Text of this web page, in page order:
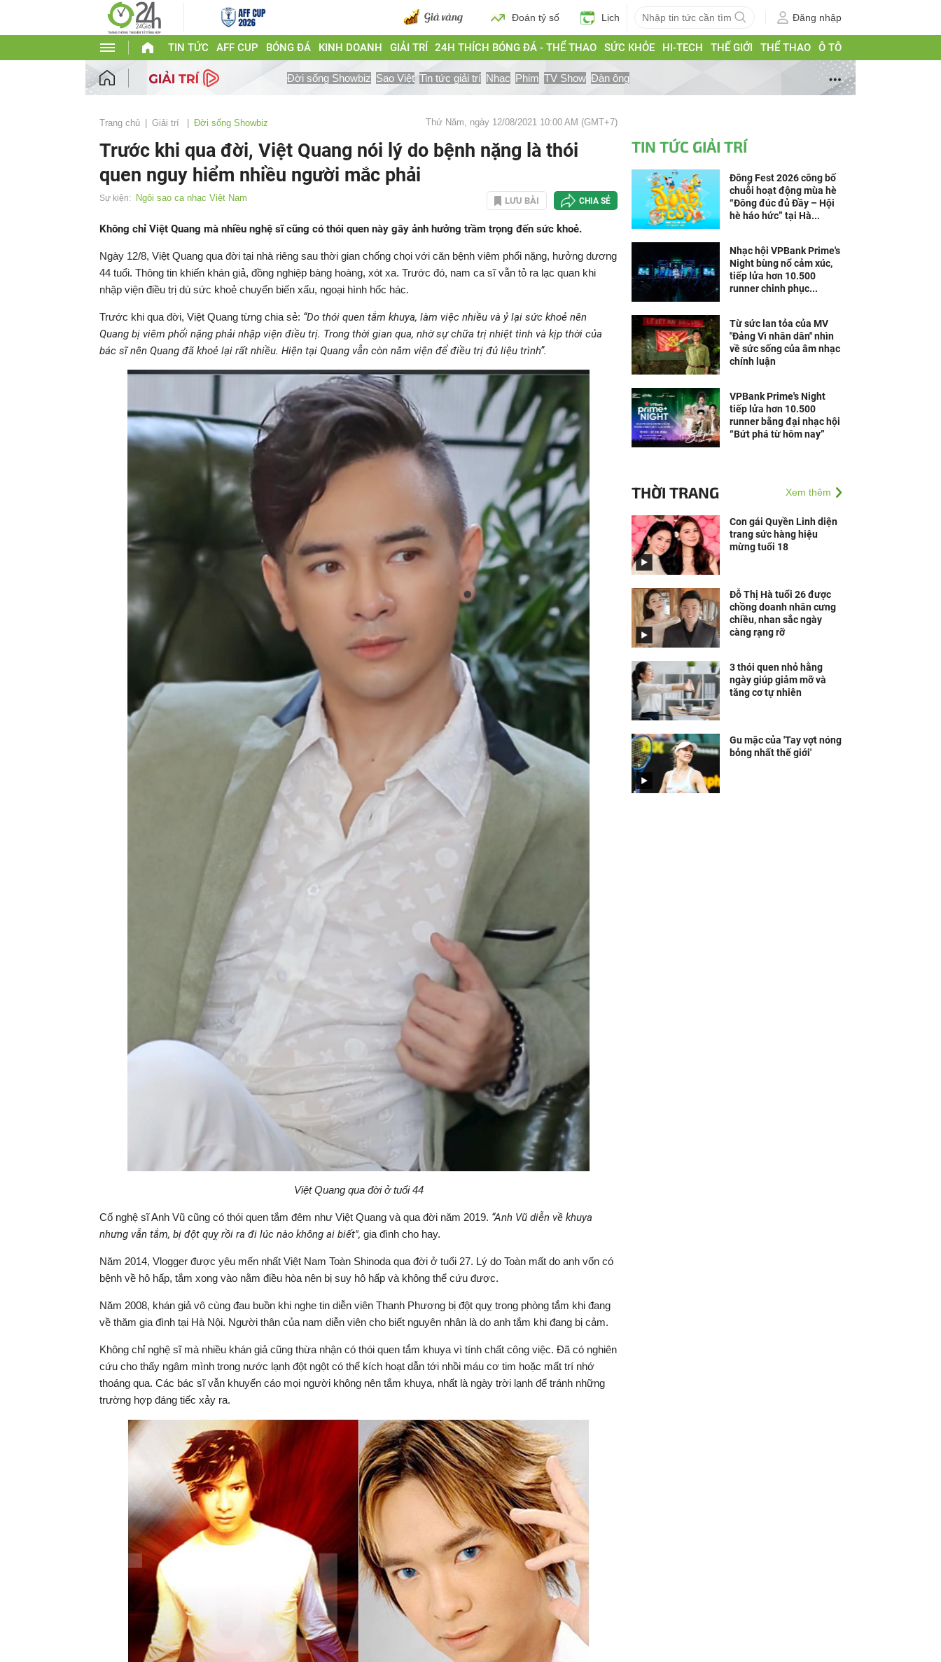
Đoán tỷ số Lịch Đăng nhập
TIN TỨC AFF CUP BÓNG ĐÁ KINH DOANH GIẢI TRÍ 24H THÍCH BÓNG ĐÁ - THỂ THAO SỨC KHỎE HI-TECH THẾ GIỚI THỂ THAO Ô TÔ
Đời sống Showbiz Sao Việt Tin tức giải trí Nhạc Phim TV Show Đàn ông
Trang chủ Giải trí Đời sống Showbiz Thứ Năm, ngày 12/08/2021 10:00 AM (GMT+7)
Trước khi qua đời, Việt Quang nói lý do bệnh nặng là thói
quen nguy hiểm nhiều người mắc phải
Sự kiện: Ngôi sao ca nhạc Việt Nam LƯU BÀI CHIA SẺ
Không chỉ Việt Quang mà nhiều nghệ sĩ cũng có thói quen này gây ảnh hưởng trầm trọng đến sức khoẻ.
Ngày 12/8, Việt Quang qua đời tại nhà riêng sau thời gian chống chọi với căn bệnh viêm phổi nặng, hưởng dương
44 tuổi. Thông tin khiến khán giả, đồng nghiệp bàng hoàng, xót xa. Trước đó, nam ca sĩ vẫn tỏ ra lạc quan khi
nhập viện điều trị dù sức khoẻ chuyển biến xấu, ngoại hình hốc hác.
Trước khi qua đời, Việt Quang từng chia sẻ: “Do thói quen tắm khuya, làm việc nhiều và ỷ lại sức khoẻ nên
Quang bị viêm phổi nặng phải nhập viện điều trị. Trong thời gian qua, nhờ sự chữa trị nhiệt tình và kịp thời của
bác sĩ nên Quang đã khoẻ lại rất nhiều. Hiện tại Quang vẫn còn nằm viện để điều trị đủ liệu trình”.
Việt Quang qua đời ở tuổi 44
Cố nghệ sĩ Anh Vũ cũng có thói quen tắm đêm như Việt Quang và qua đời năm 2019. “Anh Vũ diễn về khuya
nhưng vẫn tắm, bị đột quỵ rồi ra đi lúc nào không ai biết", gia đình cho hay.
Năm 2014, Vlogger được yêu mến nhất Việt Nam Toàn Shinoda qua đời ở tuổi 27. Lý do Toàn mất do anh vốn có
bệnh về hô hấp, tắm xong vào nằm điều hòa nên bị suy hô hấp và không thể cứu được.
Năm 2008, khán giả vô cùng đau buồn khi nghe tin diễn viên Thanh Phương bị đột quỵ trong phòng tắm khi đang
về thăm gia đình tại Hà Nội. Người thân của nam diễn viên cho biết nguyên nhân là do anh tắm khi đang bị cảm.
Không chỉ nghệ sĩ mà nhiều khán giả cũng thừa nhận có thói quen tắm khuya vì tính chất công việc. Đã có nghiên
cứu cho thấy ngâm mình trong nước lạnh đột ngột có thể kích hoạt dẫn tới nhồi máu cơ tim hoặc mất trí nhớ
thoáng qua. Các bác sĩ vẫn khuyến cáo mọi người không nên tắm khuya, nhất là ngày trời lạnh để tránh những
trường hợp đáng tiếc xảy ra.
TIN TỨC GIẢI TRÍ
Đông Fest 2026 công bố
chuỗi hoạt động mùa hè
“Đông đúc đủ Đầy – Hội
hè háo hức” tại Hà...
Nhạc hội VPBank Prime's
Night bùng nổ cảm xúc,
tiếp lửa hơn 10.500
runner chinh phục...
Từ sức lan tỏa của MV
"Đảng Vì nhân dân" nhìn
về sức sống của âm nhạc
chính luận
VPBank Prime's Night
tiếp lửa hơn 10.500
runner bằng đại nhạc hội
“Bứt phá từ hôm nay”
THỜI TRANG Xem thêm
Con gái Quyền Linh diện
trang sức hàng hiệu
mừng tuổi 18
Đỗ Thị Hà tuổi 26 được
chồng doanh nhân cưng
chiều, nhan sắc ngày
càng rạng rỡ
3 thói quen nhỏ hằng
ngày giúp giảm mỡ và
tăng cơ tự nhiên
Gu mặc của 'Tay vợt nóng
bỏng nhất thế giới'